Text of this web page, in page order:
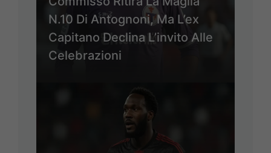
N.10 Di Antognoni, Ma L’ex
Capitano Declina L’invito Alle
Celebrazioni